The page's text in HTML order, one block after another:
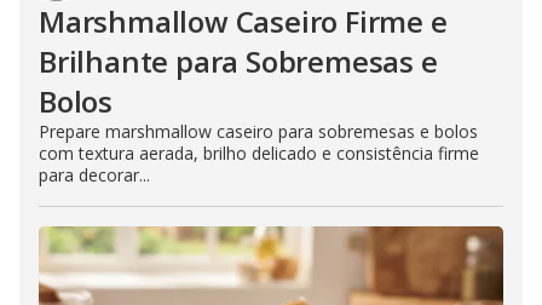
Marshmallow Caseiro Firme e
Brilhante para Sobremesas e
Bolos
Prepare marshmallow caseiro para sobremesas e bolos
com textura aerada, brilho delicado e consistência firme
para decorar...